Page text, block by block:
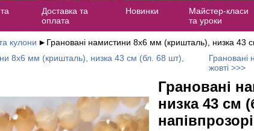
Доставка та
оплата
Новинки
Майстер-класи
та уроки
кулони ► Грановані намистини 8х6 мм (кришталь), низка 43
8х6 мм (кришталь), низка 43 см (бл. 68 шт),
жовті >>>
Грановані
низка 43 см
напівпрозорі